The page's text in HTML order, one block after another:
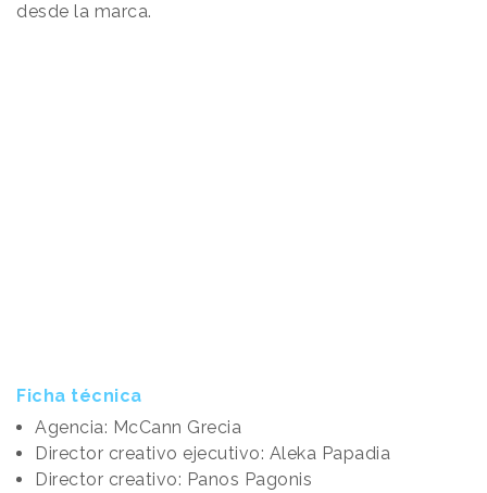
desde la marca.
Ficha técnica
Agencia: McCann Grecia
Director creativo ejecutivo: Aleka Papadia
Director creativo: Panos Pagonis